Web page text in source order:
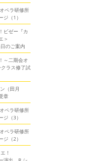
ペラ研修所
ジ（1）
ビゼー『カ
＞
のご案内
～二期会オ
ラス修了試
（田月
章
ペラ研修所
ジ（3）
ペラ研修所
ジ（2）
！